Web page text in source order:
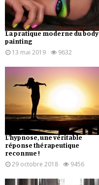
La pratique moderne du body
painting
13 mai 2019
9632
L’hypnose, une véritable
réponse thérapeutique
reconnue !
29 octobre 2018
9456